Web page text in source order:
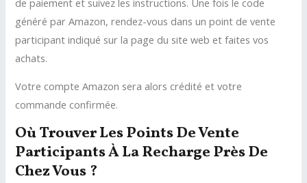
généré par Amazon, rendez-vous dans un point de vente
participant indiqué sur la page du site web et faites vos
achats.
Votre compte Amazon sera alors crédité et votre
commande confirmée.
Où Trouver Les Points De Vente
Participants À La Recharge Près De
Chez Vous ?